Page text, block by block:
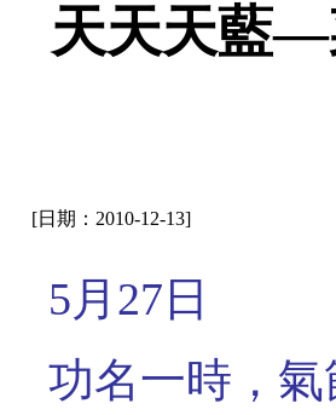
天天天藍
[日期：2010-12-13]
5月27日
功名一時，氣